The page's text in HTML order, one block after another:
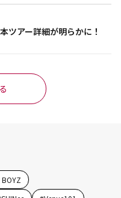
ツアー詳細が明らかに！
BOYZ